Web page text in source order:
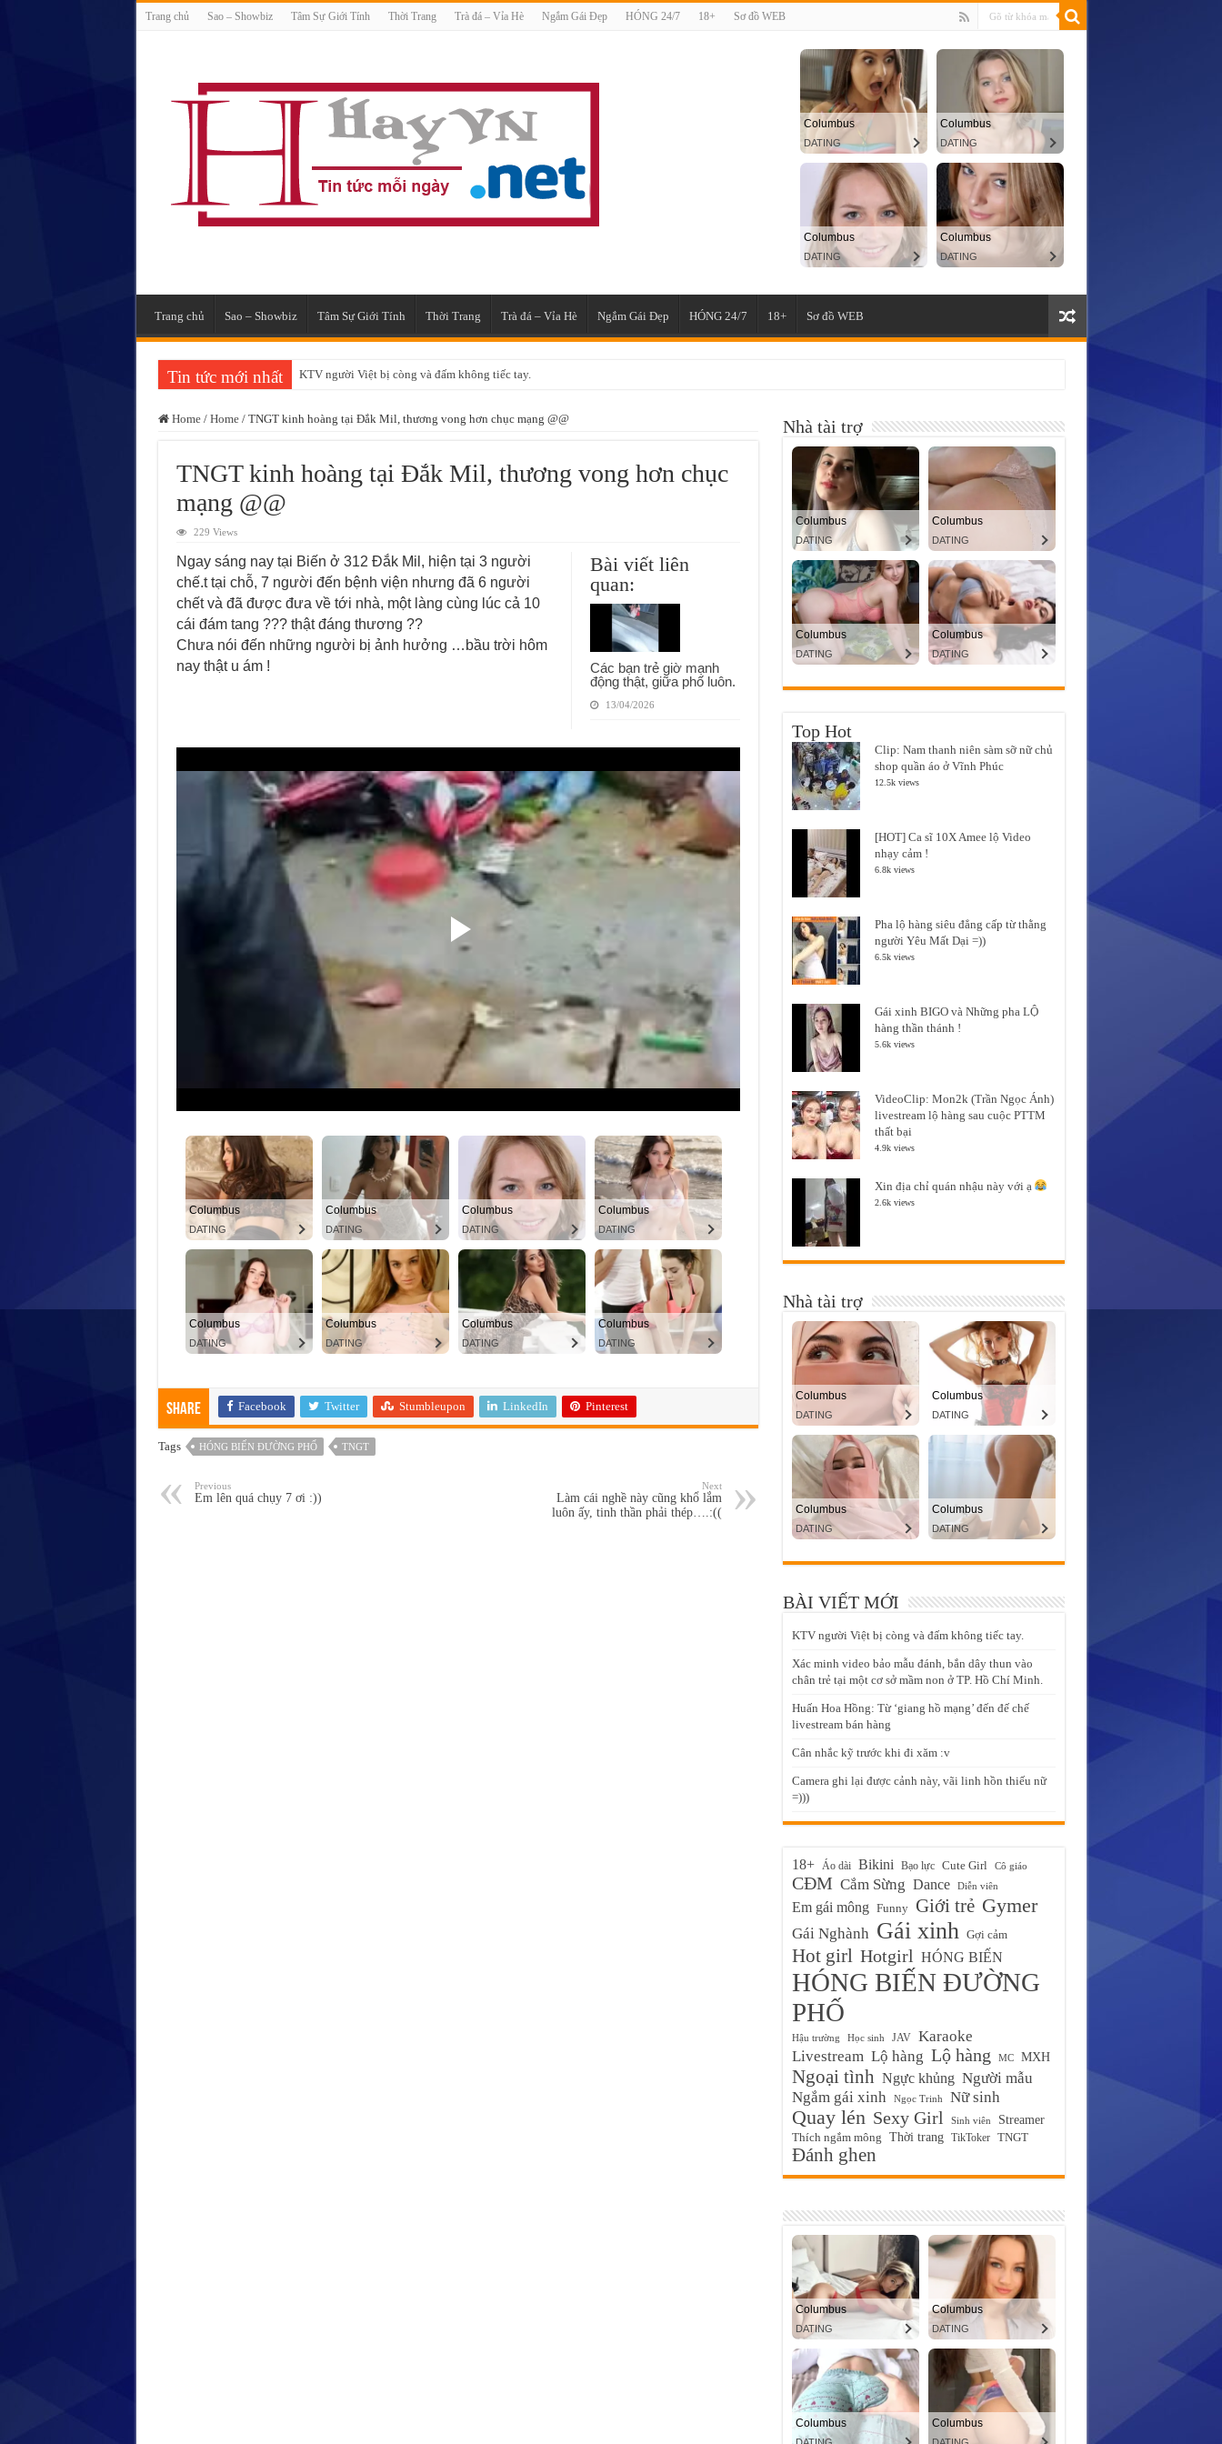
Trang chủ Sao – Showbiz Tâm Sự Giới Tính Thời Trang Trà đá – Vỉa Hè Ngắm Gái Đẹp HÓNG 24/7 18+ Sơ đồ WEB
Trang chủ Sao – Showbiz Tâm Sự Giới Tính Thời Trang Trà đá – Vỉa Hè Ngắm Gái Đẹp HÓNG 24/7 18+ Sơ đồ WEB
Tin tức mới nhất KTV người Việt bị còng và đấm không tiếc tay.
Home / Home / TNGT kinh hoàng tại Đắk Mil, thương vong hơn chục mạng @@
TNGT kinh hoàng tại Đắk Mil, thương vong hơn chục
mạng @@
229 Views
Bài viết liên
quan:
Các bạn trẻ giờ mạnh
động thật, giữa phố luôn.
13/04/2026
Ngay sáng nay tại Biến ở 312 Đắk Mil, hiện tại 3 người
chế.t tại chỗ, 7 người đến bệnh viện nhưng đã 6 người
chết và đã được đưa về tới nhà, một làng cùng lúc cả 10
cái đám tang ??? thật đáng thương ??
Chưa nói đến những người bị ảnh hưởng …bầu trời hôm
nay thật u ám !
Share Facebook Twitter Stumbleupon LinkedIn Pinterest
Tags HÓNG BIẾN ĐƯỜNG PHỐ TNGT
Previous
Em lên quá chụy 7 ơi :))
Next
Làm cái nghề này cũng khổ lắm
luôn ấy, tinh thần phải thép….:((
Nhà tài trợ
Top Hot
Clip: Nam thanh niên sàm sỡ nữ chủ
shop quần áo ở Vĩnh Phúc
12.5k views
[HOT] Ca sĩ 10X Amee lộ Video
nhạy cảm !
6.8k views
Pha lộ hàng siêu đẳng cấp từ thằng
người Yêu Mất Dại =))
6.5k views
Gái xinh BIGO và Những pha LỘ
hàng thần thánh !
5.6k views
VideoClip: Mon2k (Trần Ngọc Ánh)
livestream lộ hàng sau cuộc PTTM
thất bại
4.9k views
Xin địa chỉ quán nhậu này với ạ
2.6k views
Nhà tài trợ
BÀI VIẾT MỚI
KTV người Việt bị còng và đấm không tiếc tay.
Xác minh video bảo mẫu đánh, bắn dây thun vào
chân trẻ tại một cơ sở mầm non ở TP. Hồ Chí Minh.
Huấn Hoa Hồng: Từ ‘giang hồ mạng’ đến đế chế
livestream bán hàng
Cân nhắc kỹ trước khi đi xăm :v
Camera ghi lại được cảnh này, vãi linh hồn thiếu nữ
=)))
18+ Áo dài Bikini Bạo lực Cute Girl Cô giáo
CĐM Cắm Sừng Dance Diễn viên
Em gái mông Funny Giới trẻ Gymer
Gái Nghành Gái xinh Gợi cảm
Hot girl Hotgirl HÓNG BIẾN
HÓNG BIẾN ĐƯỜNG
PHỐ
Hậu trường Học sinh JAV
Karaoke
Livestream Lộ hàng Lộ hàng MC MXH
Ngoại tình Ngực khủng Người mẫu
Ngắm gái xinh
Ngọc Trinh Nữ sinh
Quay lén Sexy Girl Sinh viên Streamer
Thích ngắm mông Thời trang TikToker TNGT
Đánh ghen